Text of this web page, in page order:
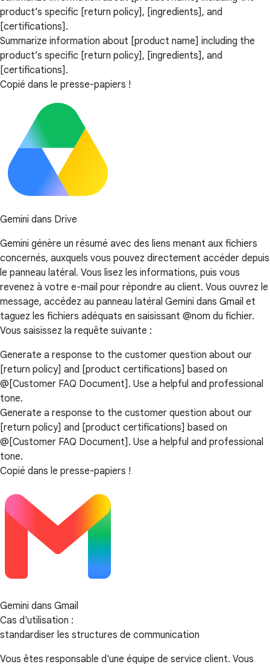
product’s specific [return policy], [ingredients], and
[certifications].
Summarize information about [product name] including the
product’s specific [return policy], [ingredients], and
[certifications].
Copié dans le presse-papiers !
Gemini dans Drive
Gemini génère un résumé avec des liens menant aux fichiers
concernés, auxquels vous pouvez directement accéder depuis
le panneau latéral. Vous lisez les informations, puis vous
revenez à votre e-mail pour répondre au client. Vous ouvrez le
message, accédez au panneau latéral Gemini dans Gmail et
taguez les fichiers adéquats en saisissant @nom du fichier.
Vous saisissez la requête suivante :
Generate a response to the customer question about our
[return policy] and [product certifications] based on
@[Customer FAQ Document]. Use a helpful and professional
tone.
Generate a response to the customer question about our
[return policy] and [product certifications] based on
@[Customer FAQ Document]. Use a helpful and professional
tone.
Copié dans le presse-papiers !
Gemini dans Gmail
Cas d'utilisation :
standardiser les structures de communication
Vous êtes responsable d'une équipe de service client. Vous